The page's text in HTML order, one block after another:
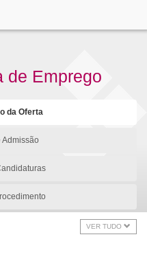
de Emprego
da Oferta
Admissão
VER TUDO